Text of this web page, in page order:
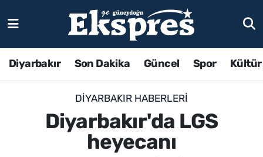
Diyarbakır Son Dakika Güncel Spor
DIYARBAKIR HABERLERI
Diyarbakır'da LGS
heyecanı